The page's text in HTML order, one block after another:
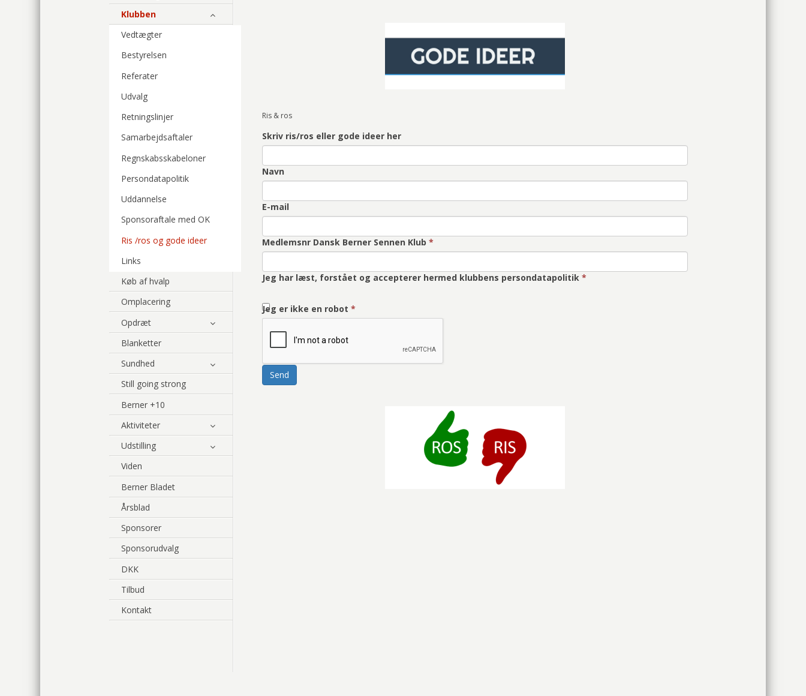
Klubben
Vedtægter
Bestyrelsen
Referater
Udvalg
Retningslinjer
Samarbejdsaftaler
Regnskabsskabeloner
Persondatapolitik
Uddannelse
Sponsoraftale med OK
Ris /ros og gode ideer
Links
Køb af hvalp
Omplacering
Opdræt
Blanketter
Sundhed
Still going strong
Berner +10
Aktiviteter
Udstilling
Viden
Berner Bladet
Årsblad
Sponsorer
Sponsorudvalg
DKK
Tilbud
Kontakt
Ris & ros
Skriv ris/ros eller gode ideer her
Navn
E-mail
Medlemsnr Dansk Berner Sennen Klub *
Jeg har læst, forstået og accepterer hermed klubbens persondatapolitik *
Jeg er ikke en robot *
Send